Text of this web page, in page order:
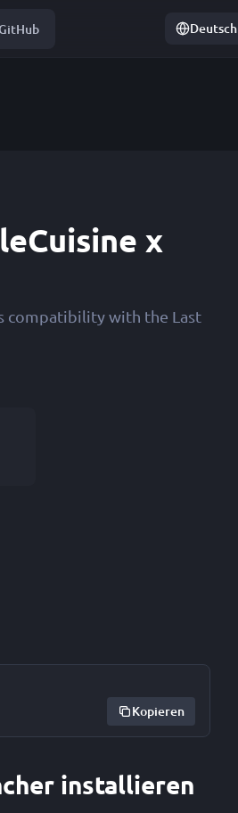
Deutsch
x
compatibility with the Last
Kopieren
installieren